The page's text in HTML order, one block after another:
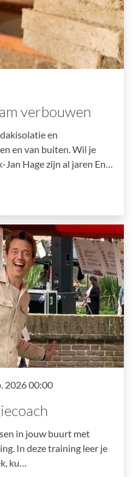
verbouwen
en
en van buiten. Wil je
Jan Hage zijn al jaren En…
2026 00:00
in jouw buurt met
In deze training leer je
ku…